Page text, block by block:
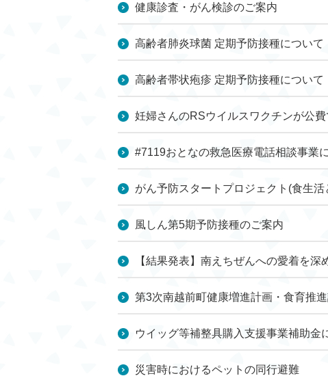
健康診査・がん検診のご案内
高齢者肺炎球菌 定期予防接種について
高齢者帯状疱疹 定期予防接種について
妊婦さんのRSウイルスワクチンが公
#7119おとなの救急医療電話相談事業
がん予防スタートプロジェクト(食生
風しん第5期予防接種のご案内
【結果発表】南えちぜんへの愛着を
第3次南越前町健康増進計画・食育推
ウイッグ等補整具購入支援事業補助金
災害時におけるペットの同行避難